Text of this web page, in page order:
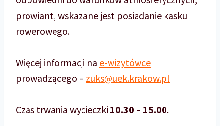
prowiant, wskazane jest posiadanie kasku
rowerowego.
Więcej informacji na e-wizytówce
prowadzącego – zuks@uek.krakow.pl
Czas trwania wycieczki 10.30 – 15.00.